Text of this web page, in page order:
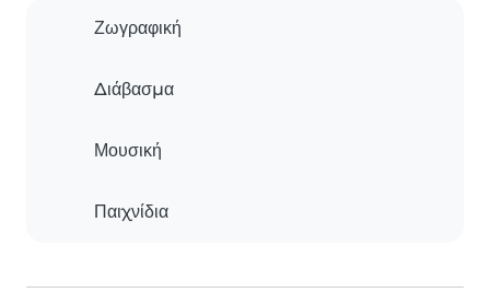
Ζωγραφική
Διάβασμα
Μουσική
Παιχνίδια